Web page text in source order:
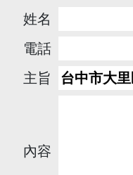
姓名
電話
主旨
內容